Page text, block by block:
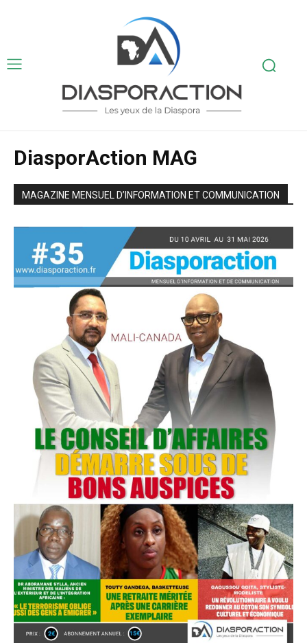
DiasporAction MAG
MAGAZINE MENSUEL D’INFORMATION ET COMMUNICATION